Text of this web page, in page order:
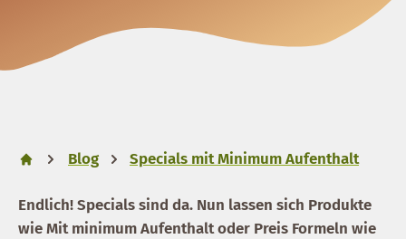
Blog Specials mit Minimum Aufenthalt
Endlich! Specials sind da. Nun lassen sich Produkte
wie Mit minimum Aufenthalt oder Preis Formeln wie